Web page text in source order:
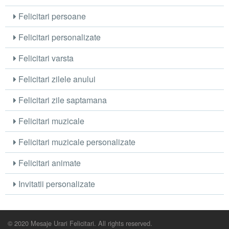
Felicitari persoane
Felicitari personalizate
Felicitari varsta
Felicitari zilele anului
Felicitari zile saptamana
Felicitari muzicale
Felicitari muzicale personalizate
Felicitari animate
Invitatii personalizate
© 2020 Mesaje Urari Felicitari. All rights reserved.